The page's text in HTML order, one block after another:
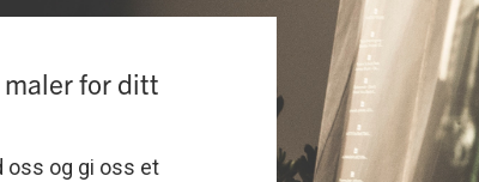
for ditt
oss og gi oss et